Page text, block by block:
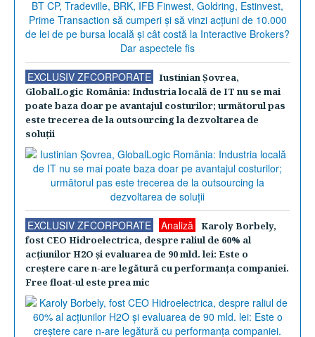
EXCLUSIV ZFCORPORATE
Iustinian Şovrea,
GlobalLogic România: Industria locală de IT nu se mai
poate baza doar pe avantajul costurilor; următorul pas
este trecerea de la outsourcing la dezvoltarea de
soluţii
EXCLUSIV ZFCORPORATE Analiză
Karoly Borbely,
fost CEO Hidroelectrica, despre raliul de 60% al
acţiunilor H2O şi evaluarea de 90 mld. lei: Este o
creştere care n-are legătură cu performanţa companiei.
Free float-ul este prea mic